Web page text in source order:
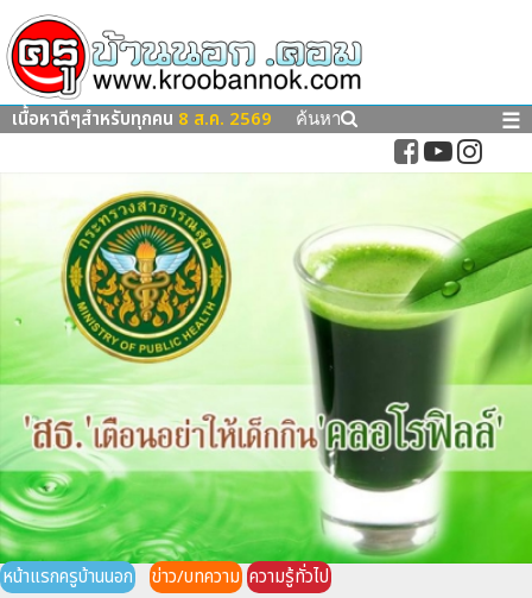
เนื้อหาดีๆสำหรับทุกคน 8 ส.ค. 2569 ค้นหา ☰
หน้าแรกครูบ้านนอก ข่าว/บทความ ความรู้ทั่วไป